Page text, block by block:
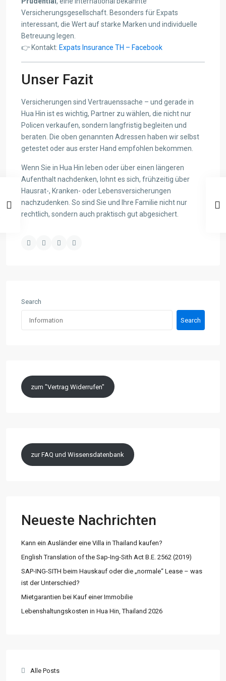
Versicherungsgesellschaft. Besonders für Expats
interessant, die Wert auf starke Marken und individuelle
Betreuung legen.
👉 Kontakt: Expats Insurance TH – Facebook
Unser Fazit
Versicherungen sind Vertrauenssache – und gerade in
Hua Hin ist es wichtig, Partner zu wählen, die nicht nur
Policen verkaufen, sondern langfristig begleiten und
beraten. Die oben genannten Adressen haben wir selbst
getestet oder aus erster Hand empfohlen bekommen.
Wenn Sie in Hua Hin leben oder über einen längeren
Aufenthalt nachdenken, lohnt es sich, frühzeitig über
Hausrat-, Kranken- oder Lebensversicherungen
nachzudenken. So sind Sie und Ihre Familie nicht nur
rechtlich, sondern auch praktisch gut abgesichert.
Search
Search
zum "Vertrag Widerrufen"
zur FAQ und Wissensdatenbank
Neueste Nachrichten
Kann ein Ausländer eine Villa in Thailand kaufen?
English Translation of the Sap-Ing-Sith Act B.E. 2562 (2019)
SAP-ING-SITH beim Hauskauf oder die „normale“ Lease – was
ist der Unterschied?
Mietgarantien bei Kauf einer Immobilie
Lebenshaltungskosten in Hua Hin, Thailand 2026
Alle Posts